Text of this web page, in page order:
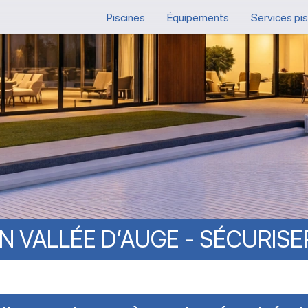
Piscines Équipements Services
VALLÉE D’AUGE -